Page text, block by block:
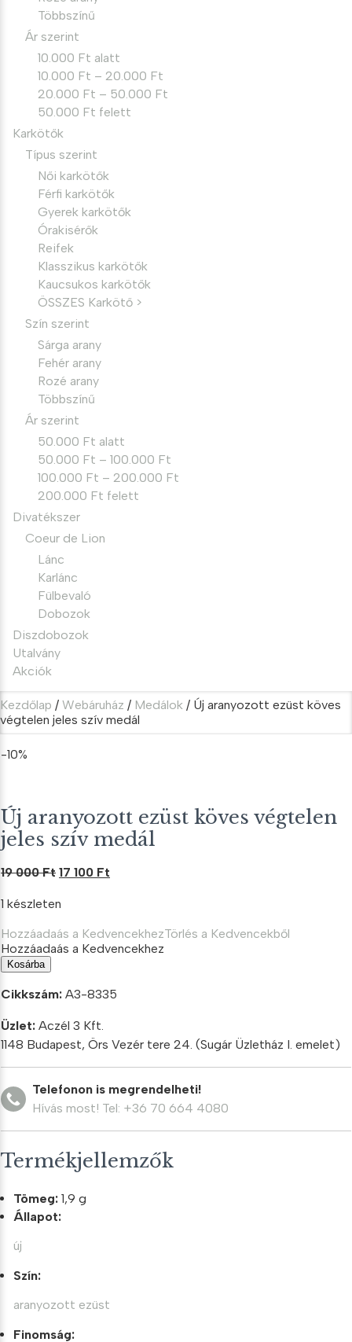
Többszínű
Ár szerint
10.000 Ft alatt
10.000 Ft – 20.000 Ft
20.000 Ft – 50.000 Ft
50.000 Ft felett
Karkötők
Típus szerint
Női karkötők
Férfi karkötők
Gyerek karkötők
Órakisérők
Reifek
Klasszikus karkötők
Kaucsukos karkötők
ÖSSZES Karkötő >
Szín szerint
Sárga arany
Fehér arany
Rozé arany
Többszínű
Ár szerint
50.000 Ft alatt
50.000 Ft – 100.000 Ft
100.000 Ft – 200.000 Ft
200.000 Ft felett
Divatékszer
Coeur de Lion
Lánc
Karlánc
Fülbevaló
Dobozok
Diszdobozok
Utalvány
Akciók
Kezdőlap / Webáruház / Medálok / Új aranyozott ezüst köves
végtelen jeles szív medál
-10%
Új aranyozott ezüst köves végtelen
jeles szív medál
19 000Ft Original
was:
19
000 Ft.
17 100 Ft
100 Ft.
1 készleten
Hozzáadaás a KedvencekhezTörlés a Kedvencekből
Hozzáadaás a Kedvencekhez
Új
aranyozott
ezüst
végtelen
jeles
szív
medál
mennyiség
Kosárba
Cikkszám: A3-8335
Üzlet: Aczél 3 Kft.
1148 Budapest, Örs Vezér tere 24. (Sugár Üzletház I. emelet)
Telefonon is megrendelheti!
Hívás most! Tel: +36 70 664 4080
Termékjellemzők
Tömeg: 1,9 g
Állapot:
új
Szín:
aranyozott ezüst
Finomság: